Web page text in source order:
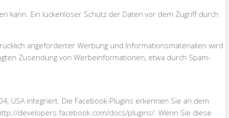
kann. Ein lückenloser Schutz der Daten vor dem Zugriff durch
angeforderter Werbung und Informationsmaterialien wird
Zusendung von Werbeinformationen, etwa durch Spam-
USA integriert. Die Facebook-Plugins erkennen Sie an dem
developers.facebook.com/docs/plugins/. Wenn Sie diese